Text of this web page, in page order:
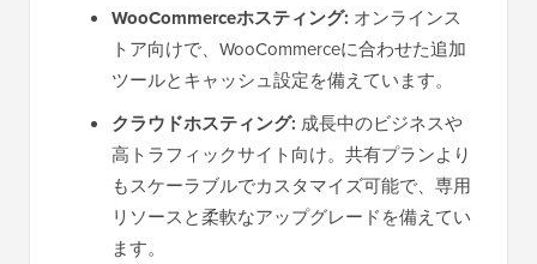
WooCommerceホスティング: オンラインス
トア向けで、WooCommerceに合わせた追加
ツールとキャッシュ設定を備えています。
クラウドホスティング: 成長中のビジネスや
高トラフィックサイト向け。共有プランより
もスケーラブルでカスタマイズ可能で、専用
リソースと柔軟なアップグレードを備えてい
ます。